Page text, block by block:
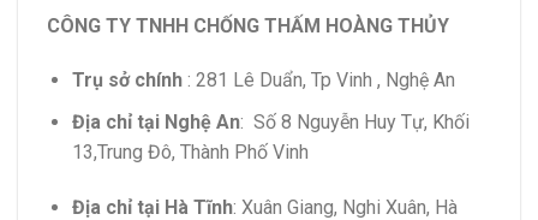
CÔNG TY TNHH CHỐNG THẤM HOÀNG THỦY
Trụ sở chính: 281 Lê Duẩn, Tp Vinh , Nghệ An
Địa chỉ tại Nghệ An: Số 8 Nguyễn Huy Tự, Khối
13,Trung Đô, Thành Phố Vinh
Địa chỉ tại Hà Tĩnh: Xuân Giang, Nghi Xuân, Hà